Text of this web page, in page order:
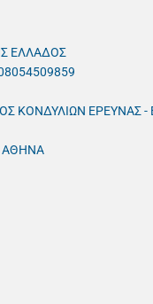
ΕΛΛΑΔΟΣ
ΚΟΝΔΥΛΙΩΝ ΕΡΕΥΝΑΣ -
ΑΘΗΝΑ